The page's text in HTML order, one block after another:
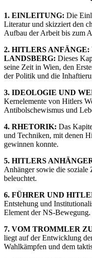
1. EINLEITUNG: Die
Literatur und skizziert den
Aufbau der Arbeit bis zum
2. HITLERS
LANDSBERG: Dieses
seine Zeit in Wien, den
der Politik und die
3. IDEOLOGIE UND
Kernelemente von Hitlers
Antibolschewismus und
4. RHETORIK: Das
und Techniken, mit denen
gewinnen konnte.
5. HITLERS
Anhänger sowie die soziale
beleuchtet.
6. FÜHRER UND
Entstehung und
Element der NS-Bewegung.
7. VOM TROMMLER
liegt auf der Entwicklung
Wahlkämpfen und dem